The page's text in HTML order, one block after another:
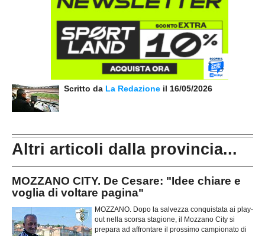
Scritto da La Redazione il 16/05/2026
Altri articoli dalla provincia...
MOZZANO CITY. De Cesare: "Idee chiare e
voglia di voltare pagina"
MOZZANO. Dopo la salvezza conquistata ai play-
out nella scorsa stagione, il Mozzano City si
prepara ad affrontare il prossimo campionato di